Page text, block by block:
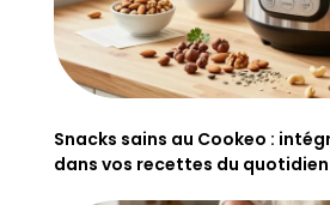
Snacks sains au Cookeo :
dans vos recettes du quotidien